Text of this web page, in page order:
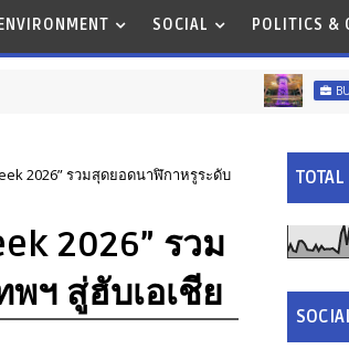
SOCIAL POLITICS &
BUSINESS & MARKETS
2026” รวมสุดยอดนาฬิกาหรูระดับ
2026” รวม
ฯ สู่ฮับเอเชีย